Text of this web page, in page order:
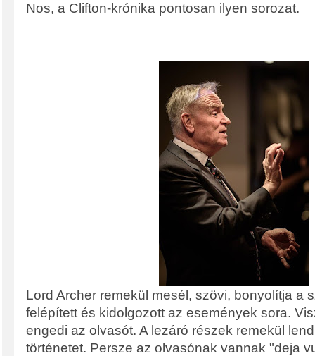
Nos, a Clifton-krónika pontosan ilyen sorozat.
Lord Archer remekül mesél, szövi, bonyolítja a
felépített és kidolgozott az események sora.
engedi az olvasót. A lezáró részek remekül
történetet. Persze az olvasónak vannak "deja